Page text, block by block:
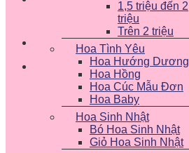
1,5 triệu đến 2
triệu
Trên 2 triệu
Hoa Tình Yêu
Hoa Hướng Dương
Hoa Hồng
Hoa Cúc Mẫu Đơn
Hoa Baby
Hoa Sinh Nhật
Bó Hoa Sinh Nhật
Giỏ Hoa Sinh Nhật